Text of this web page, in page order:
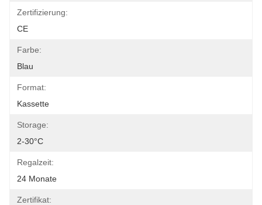
Zertifizierung:
CE
Farbe:
Blau
Format:
Kassette
Storage:
2-30°C
Regalzeit:
24 Monate
Zertifikat: